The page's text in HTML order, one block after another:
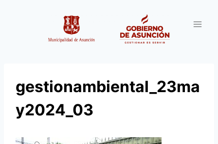
gestionambiental_23ma
y2024_03